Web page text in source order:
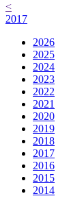
<
2017
2026
2025
2024
2023
2022
2021
2020
2019
2018
2017
2016
2015
2014